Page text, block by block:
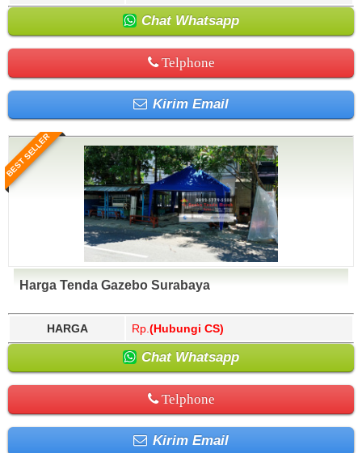
Chat Whatsapp
Telphone
Kirim Email
BEST SELLER
Harga Tenda Gazebo Surabaya
HARGA Rp. (Hubungi CS)
Chat Whatsapp
Telphone
Kirim Email